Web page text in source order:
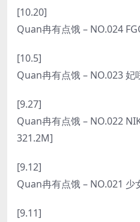
[10.20]
Quan冉有点饿 – NO.024
[10.5]
Quan冉有点饿 – NO.023 妃
[9.27]
Quan冉有点饿 – NO.022
321.2M]
[9.12]
Quan冉有点饿 – NO.021 少
[9.11]